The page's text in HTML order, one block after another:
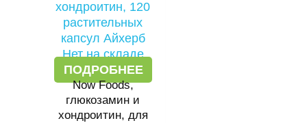
Нет на складе
ПОДРОБНЕЕ
Now Foods,
глюкозамин и
хондроитин, для